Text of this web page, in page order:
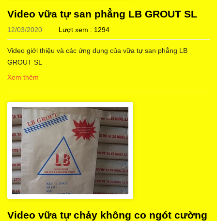
Video vữa tự san phẳng LB GROUT SL
12/03/2020 Lượt xem : 1294
Video giới thiệu và các ứng dụng của vữa tự san phẳng LB
GROUT SL
Xem thêm
Video vữa tự chảy không co ngót cường